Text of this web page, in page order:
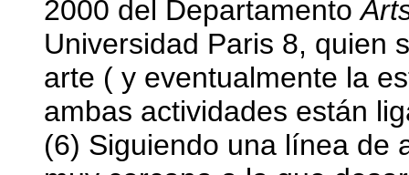
2000 del Departamento
Universidad Paris 8, quien
arte ( y eventualmente la
ambas actividades están
(6) Siguiendo una línea de